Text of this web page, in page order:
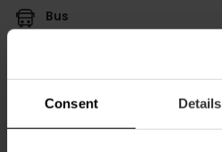
Consent Details
Bus